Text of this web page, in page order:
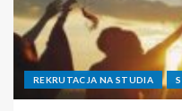
REKRUTACJA NA STUDIA